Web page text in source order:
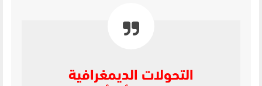
التحولات الديمغرافية